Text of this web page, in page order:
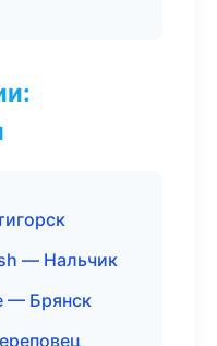
— Нальчик
— Брянск